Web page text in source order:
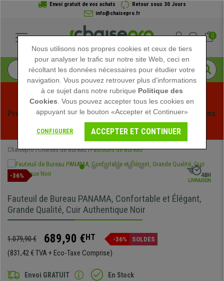
Envoi gratuit de vos achats
Retour sous 30 Jours
info@chaisepro.fr
0
Profitez des soldes d'été chez Chaisepro ! Des réductions
exclusives pour une durée limitée - Voir l'offre
Chaisepro Chaises de Bureau Fauteuils de Bureau
-36%
Fauteuil de Bureau PANAMA, Confortable et Élégant,
Grande Qualité, Cuir Authentique Noir
1.079,90 € 689,90 €HT -36% SOLDES
(831,42 € TVA + Eco-Taxe Comprise)
Envoi GRATUIT En Stock
Nous utilisons nos propres cookies et ceux de tiers
pour analyser le trafic sur notre site Web, ceci en
récoltant les données nécessaires pour étudier votre
navigation. Vous pouvez retrouver plus d'informations
à ce sujet dans notre rubrique Politique des
Cookies . Vous pouvez accepter tous les cookies en
appuyant sur le bouton «Accepter et Continuer»
CONFIGURER ACCEPTER ET CONTINUER